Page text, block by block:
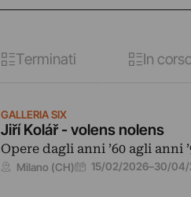
Terminati In
GALLERIA SIX
Jiří Kolář - volens nolens
Opere dagli anni ’60 agli anni
Milano (CH) 15/02/2026–30/04/